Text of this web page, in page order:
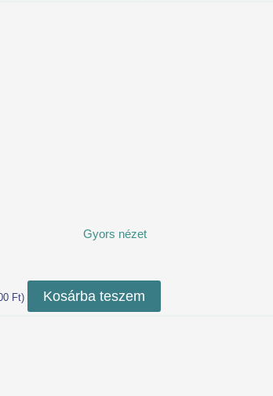
Gyors nézet
Ft) Kosárba teszem